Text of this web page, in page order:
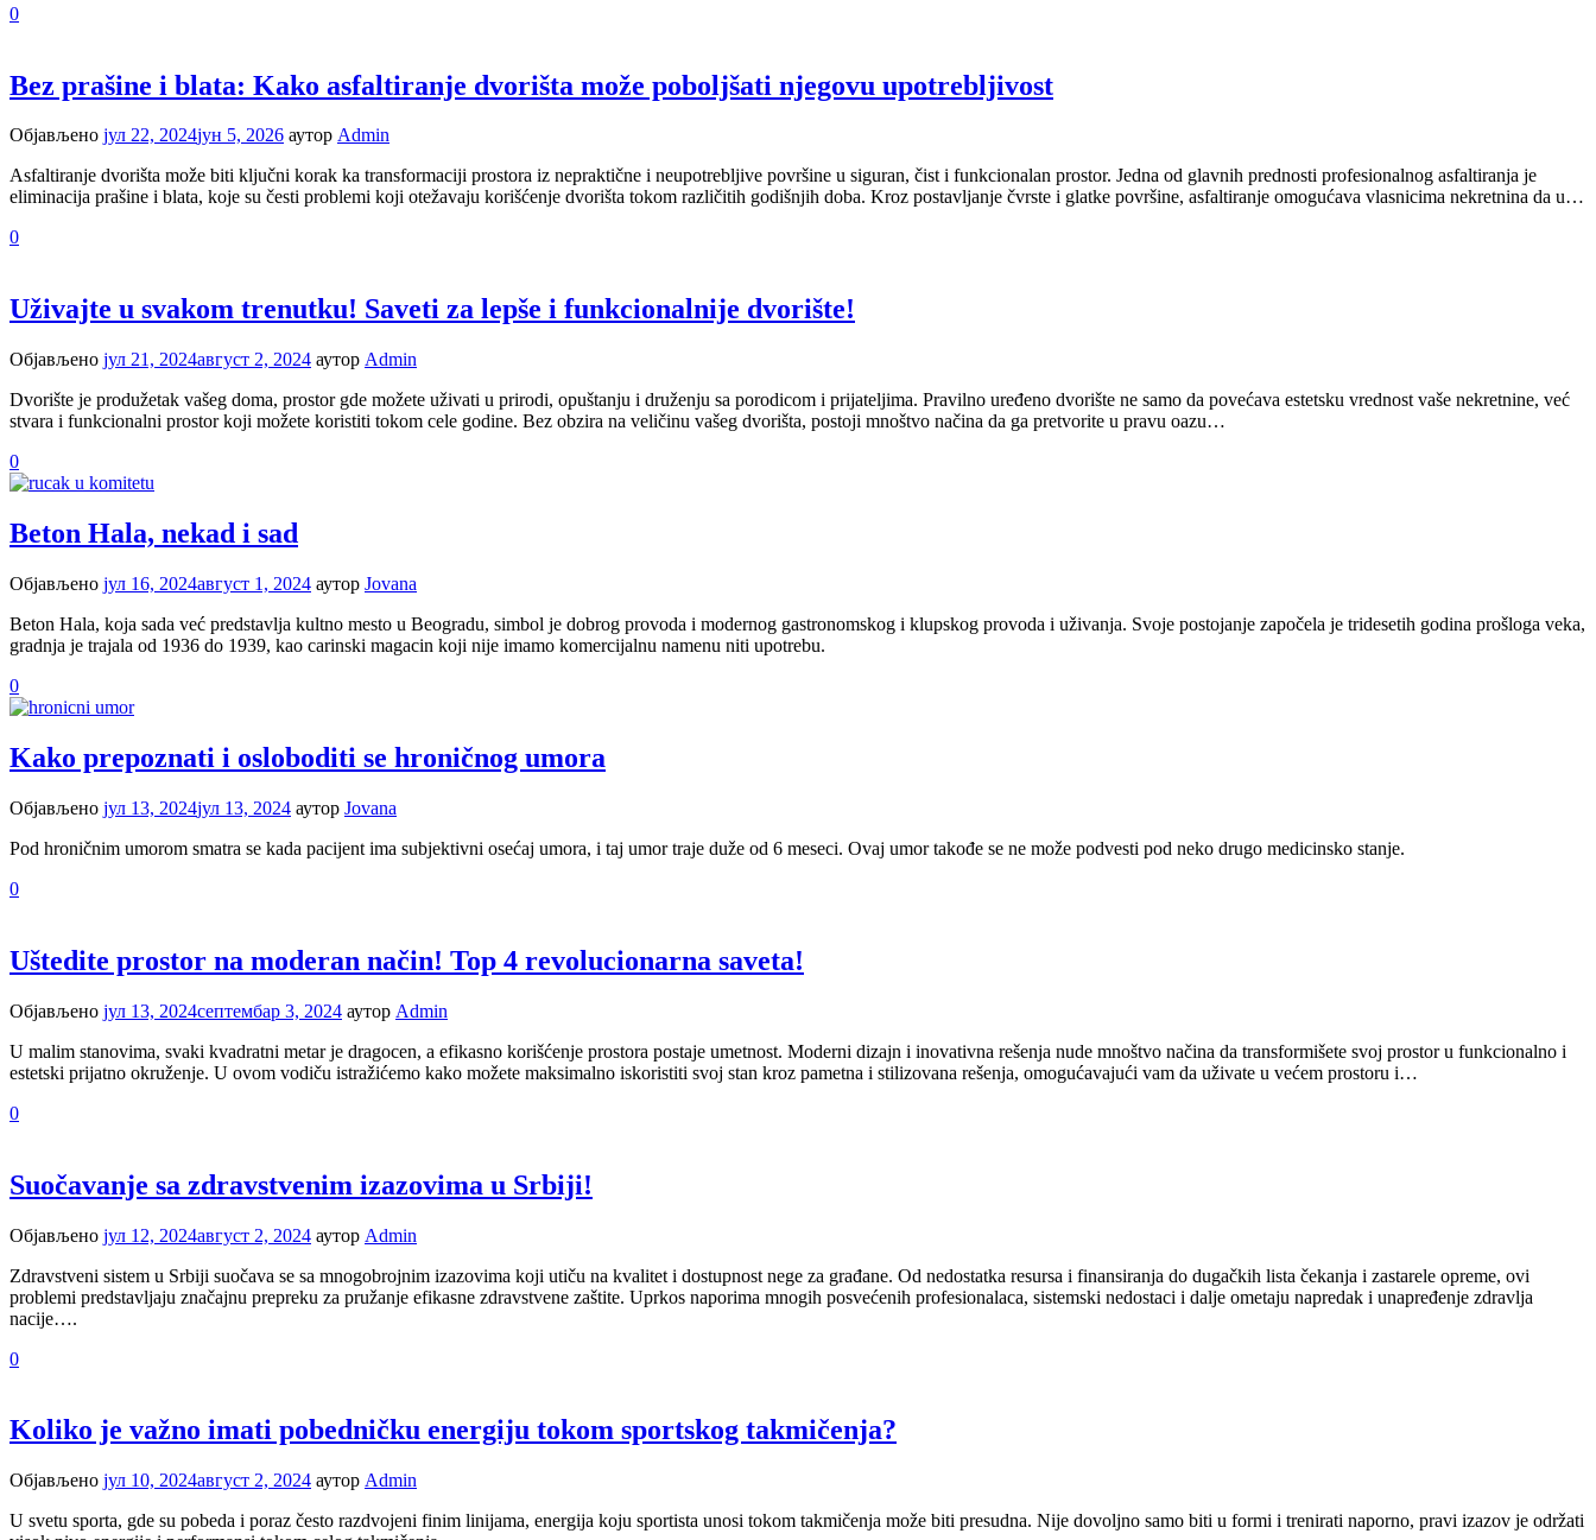
0
Bez prašine i blata: Kako asfaltiranje dvorišta može poboljšati njegovu upotrebljivost
Објављено јул 22, 2024јун 5, 2026 аутор Admin
Asfaltiranje dvorišta može biti ključni korak ka transformaciji prostora iz nepraktične i neupotrebljive površine u siguran, čist i funkcionalan prostor. Jedna od glavnih prednosti profesionalnog asfaltiranja je
eliminacija prašine i blata, koje su česti problemi koji otežavaju korišćenje dvorišta tokom različitih godišnjih doba. Kroz postavljanje čvrste i glatke površine, asfaltiranje omogućava vlasnicima nekretnina da u…
0
Uživajte u svakom trenutku! Saveti za lepše i funkcionalnije dvorište!
Објављено јул 21, 2024август 2, 2024 аутор Admin
Dvorište je produžetak vašeg doma, prostor gde možete uživati u prirodi, opuštanju i druženju sa porodicom i prijateljima. Pravilno uređeno dvorište ne samo da povećava estetsku vrednost vaše nekretnine, već
stvara i funkcionalni prostor koji možete koristiti tokom cele godine. Bez obzira na veličinu vašeg dvorišta, postoji mnoštvo načina da ga pretvorite u pravu oazu…
0
Beton Hala, nekad i sad
Објављено јул 16, 2024август 1, 2024 аутор Jovana
Beton Hala, koja sada već predstavlja kultno mesto u Beogradu, simbol je dobrog provoda i modernog gastronomskog i klupskog provoda i uživanja. Svoje postojanje započela je tridesetih godina prošloga veka,
gradnja je trajala od 1936 do 1939, kao carinski magacin koji nije imamo komercijalnu namenu niti upotrebu.
0
Kako prepoznati i osloboditi se hroničnog umora
Објављено јул 13, 2024јул 13, 2024 аутор Jovana
Pod hroničnim umorom smatra se kada pacijent ima subjektivni osećaj umora, i taj umor traje duže od 6 meseci. Ovaj umor takođe se ne može podvesti pod neko drugo medicinsko stanje.
0
Uštedite prostor na moderan način! Top 4 revolucionarna saveta!
Објављено јул 13, 2024септембар 3, 2024 аутор Admin
U malim stanovima, svaki kvadratni metar je dragocen, a efikasno korišćenje prostora postaje umetnost. Moderni dizajn i inovativna rešenja nude mnoštvo načina da transformišete svoj prostor u funkcionalno i
estetski prijatno okruženje. U ovom vodiču istražićemo kako možete maksimalno iskoristiti svoj stan kroz pametna i stilizovana rešenja, omogućavajući vam da uživate u većem prostoru i…
0
Suočavanje sa zdravstvenim izazovima u Srbiji!
Објављено јул 12, 2024август 2, 2024 аутор Admin
Zdravstveni sistem u Srbiji suočava se sa mnogobrojnim izazovima koji utiču na kvalitet i dostupnost nege za građane. Od nedostatka resursa i finansiranja do dugačkih lista čekanja i zastarele opreme, ovi
problemi predstavljaju značajnu prepreku za pružanje efikasne zdravstvene zaštite. Uprkos naporima mnogih posvećenih profesionalaca, sistemski nedostaci i dalje ometaju napredak i unapređenje zdravlja
nacije….
0
Koliko je važno imati pobedničku energiju tokom sportskog takmičenja?
Објављено јул 10, 2024август 2, 2024 аутор Admin
U svetu sporta, gde su pobeda i poraz često razdvojeni finim linijama, energija koju sportista unosi tokom takmičenja može biti presudna. Nije dovoljno samo biti u formi i trenirati naporno, pravi izazov je održati